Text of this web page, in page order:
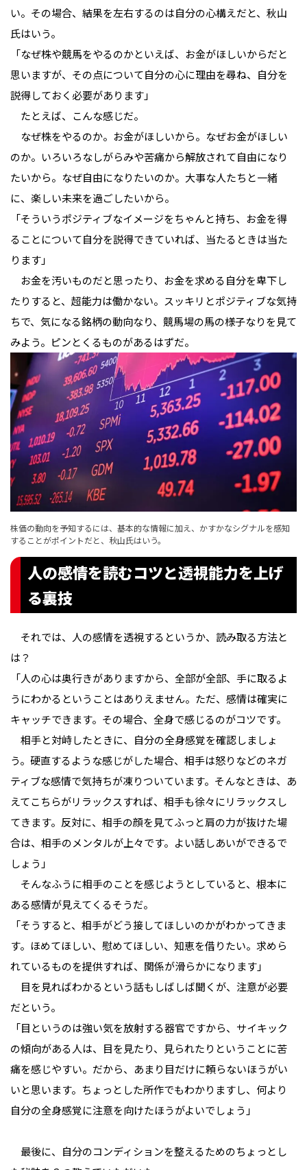
い。その場合、結果を左右するのは自分の心構えだと、秋山
氏はいう。
「なぜ株や競馬をやるのかといえば、お金がほしいからだと
思いますが、その点について自分の心に理由を尋ね、自分を
説得しておく必要があります」
たとえば、こんな感じだ。
なぜ株をやるのか。お金がほしいから。なぜお金がほしい
のか。いろいろなしがらみや苦痛から解放されて自由になり
たいから。なぜ自由になりたいのか。大事な人たちと一緒
に、楽しい未来を過ごしたいから。
「そういうポジティブなイメージをちゃんと持ち、お金を得
ることについて自分を説得できていれば、当たるときは当た
ります」
お金を汚いものだと思ったり、お金を求める自分を卑下し
たりすると、超能力は働かない。スッキリとポジティブな気持
ちで、気になる銘柄の動向なり、競馬場の馬の様子なりを見て
みよう。ピンとくるものがあるはずだ。
株価の動向を予知するには、基本的な情報に加え、かすかなシグナルを感知
することがポイントだと、秋山氏はいう。
人の感情を読むコツと透視能力を上げ
る裏技
それでは、人の感情を透視するというか、読み取る方法と
は？
「人の心は奥行きがありますから、全部が全部、手に取るよ
うにわかるということはありえません。ただ、感情は確実に
キャッチできます。その場合、全身で感じるのがコツです。
相手と対峙したときに、自分の全身感覚を確認しましょ
う。硬直するような感じがした場合、相手は怒りなどのネガ
ティブな感情で気持ちが凍りついています。そんなときは、あ
えてこちらがリラックスすれば、相手も徐々にリラックスし
てきます。反対に、相手の顔を見てふっと肩の力が抜けた場
合は、相手のメンタルが上々です。よい話しあいができるで
しょう」
そんなふうに相手のことを感じようとしていると、根本に
ある感情が見えてくるそうだ。
「そうすると、相手がどう接してほしいのかがわかってきま
す。ほめてほしい、慰めてほしい、知恵を借りたい。求めら
れているものを提供すれば、関係が滑らかになります」
目を見ればわかるという話もしばしば聞くが、注意が必要
だという。
「目というのは強い気を放射する器官ですから、サイキック
の傾向がある人は、目を見たり、見られたりということに苦
痛を感じやすい。だから、あまり目だけに頼らないほうがい
いと思います。ちょっとした所作でもわかりますし、何より
自分の全身感覚に注意を向けたほうがよいでしょう」
最後に、自分のコンディションを整えるためのちょっとし